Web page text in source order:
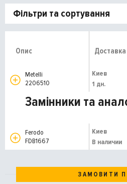
Фільтри та сортування
Опис Доставка
Metelli
2206510
Киев
1 дн.
Замінники та
Ferodo
FDB1667
Киев
В наличии
ЗАМОВИТИ